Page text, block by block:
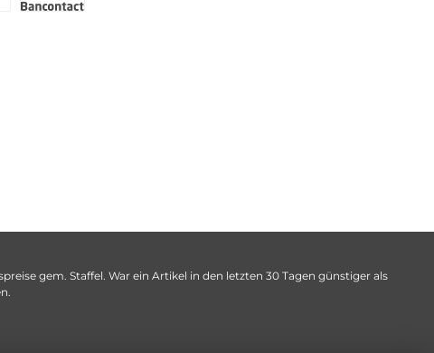
gem. Staffel. War ein Artikel in den letzten 30 Tagen günstiger als